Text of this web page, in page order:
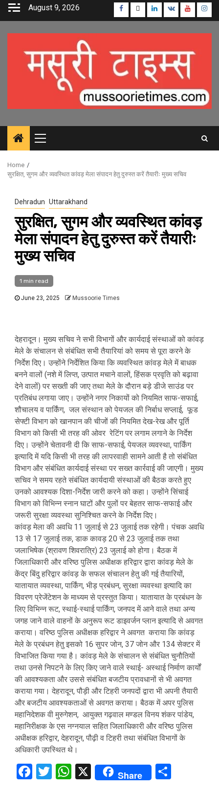
Skip
August 9, 2026 Facebook
TwitterLinkedin
VK Youtube
Primary
Menu
Home
सुरक्षित, सुगम और व्यवस्थित कांवड़ मेला संपादन हेतु दुरुस्त करें तैयारीः मुख्य सचिव
Dehradun Uttarakhand
सुरक्षित, सुगम और व्यवस्थित कांवड़
मेला संपादन हेतु दुरुस्त करें तैयारीः
मुख्य सचिव
1 min read
June 23, 2025 Mussoorie Times
देहरादून। मुख्य सचिव ने सभी विभागों और कार्यदाई संस्थाओं को कांवड़
मेले के संचालन से संबंधित सभी तैयारियां को समय से पूरा करने के
निर्देश दिए। उन्होंने निर्देशित किया कि व्यवस्थित कांवड़ मेले में बाधक
बनने वालों (नशे में लिप्त, उत्पात मचाने वालों, हिंसक प्रवृति को बढ़ावा
देने वालों) पर सख्ती की जाए तथा मेले के दौरान बड़े डीजे साउंड पर
प्रतिबंध लगाया जाए। उन्होंने नगर निकायों को नियमित साफ-सफाई,
शौचालय व पार्किंग, जल संस्थान को पेयजल की निर्बाध सप्लाई, फूड
सेफ्टी विभाग को खानपान की चीजों की नियमित देख-रेख और पूर्ति
विभाग को किसी भी तरह की ओवर रेटिंग पर लगाम लगाने के निर्देश
दिए। उन्होंने चेतावनी दी कि साफ-सफाई, पेयजल व्यवस्था, पार्किंग
इत्यादि में यदि किसी भी तरह की लापरवाही सामने आती है तो संबंधित
विभाग और संबंधित कार्यदाई संस्था पर सख्त कार्रवाई की जाएगी। मुख्य
सचिव ने समय रहते संबंधित कार्यदायी संस्थाओं की बैठक करते हुए
उनको आवश्यक दिशा-निर्देश जारी करने को कहा। उन्होंने सिंचाई
विभाग को विभिन्न स्नान घाटों और पुलों पर बेहतर साफ-सफाई और
जरूरी सुरक्षा व्यवस्था सुनिश्चित करने के निर्देश दिए।
कांवड़ मेला की अवधि 11 जुलाई से 23 जुलाई तक रहेगी। पंचक अवधि
13 से 17 जुलाई तक, डाक कावड़ 20 से 23 जुलाई तक तथा
जलाभिषेक (श्रावण शिवरात्रि) 23 जुलाई को होगा। बैठक में
जिलाधिकारी और वरिष्ठ पुलिस अधीक्षक हरिद्वार द्वारा कांवड़ मेले के
केंद्र बिंदु हरिद्वार कांवड़ के सफल संचालन हेतु की गई तैयारियों,
यातायात व्यवस्था, पार्किंग, भीड़ प्रबंधन, सुरक्षा व्यवस्था इत्यादि का
विवरण प्रेजेंटेशन के माध्यम से प्रस्तुत किया। यातायात के प्रबंधन के
लिए विभिन्न रूट, स्थाई-स्थाई पार्किंग, जनपद में आने वाले तथा अन्य
जगह जाने वाले वाहनों के अनुरूप रूट डाइवर्जन प्लान इत्यादि से अवगत
कराया। वरिष्ठ पुलिस अधीक्षक हरिद्वार ने अवगत कराया कि कांवड़
मेले के प्रबंधन हेतु इसको 16 सुपर जोन, 37 जोन और 134 सेक्टर में
विभाजित किया गया है। कांवड़ मेले के संचालन से संबंधित चुनौतियों
तथा उनसे निपटने के लिए किए जाने वाले स्थाई- अस्थाई निर्माण कार्यों
की आवश्यकता और उससे संबंधित बजटीय प्रावधानों से भी अवगत
कराया गया। देहरादून, पौड़ी और टिहरी जनपदों द्वारा भी अपनी तैयारी
और बजटीय आवश्यकताओं से अवगत कराया। बैठक में अपर पुलिस
महानिदेशक वी मुरुगेशन, आयुक्त गढ़वाल मण्डल विनय शंकर पांडेय,
महानिरीक्षक के एस नग्नयाल सहित जिलाधिकारी और वरिष्ठ पुलिस
अधीक्षक हरिद्वार, देहरादून, पौढ़ी व टिहरी तथा संबंधित विभागों के
अधिकारी उपस्थित थे।
Facebook
TwitterWhatsApp
X Share